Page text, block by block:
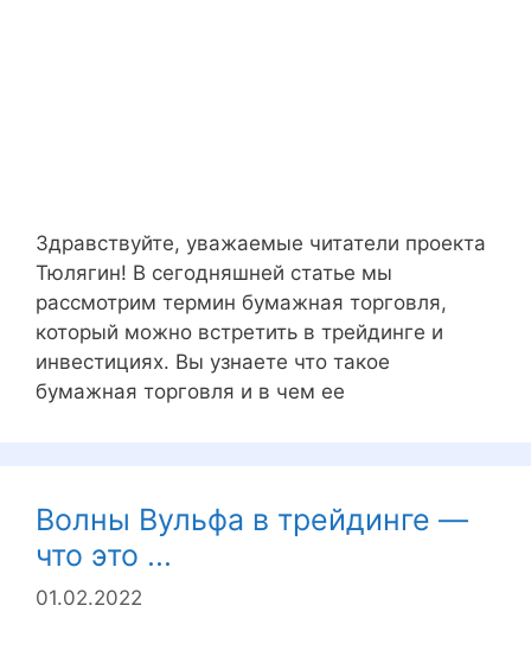
Здравствуйте, уважаемые читатели проекта
Тюлягин! В сегодняшней статье мы
рассмотрим термин бумажная торговля,
который можно встретить в трейдинге и
инвестициях. Вы узнаете что такое
бумажная торговля и в чем ее
Волны Вульфа в трейдинге —
что это ...
01.02.2022